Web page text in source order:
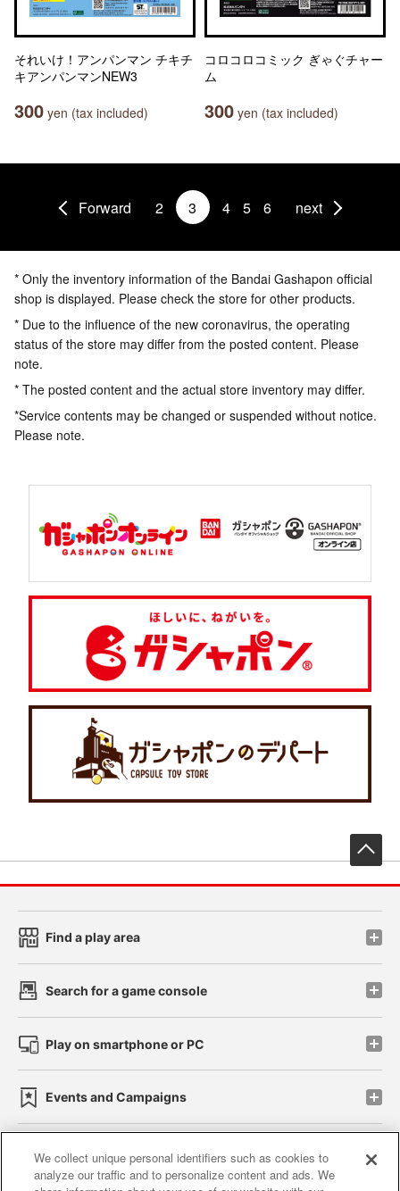
それいけ！アンパンマン チキチ
キアンパンマンNEW3
300 yen (tax included)
コロコロコミック ぎゃぐチャー
ム
300 yen (tax included)
Forward 2 3 4 5 6 next
* Only the inventory information of the Bandai Gashapon official
shop is displayed. Please check the store for other products.
* Due to the influence of the new coronavirus, the operating
status of the store may differ from the posted content. Please
note.
* The posted content and the actual store inventory may differ.
*Service contents may be changed or suspended without notice.
Please note.
Find a play area
Search for a game console
Play on smartphone or PC
Events and Campaigns
Affiliate Sustainability site policy privacy policy
We collect unique personal identifiers such as cookies to
analyze our traffic and to personalize content and ads. We